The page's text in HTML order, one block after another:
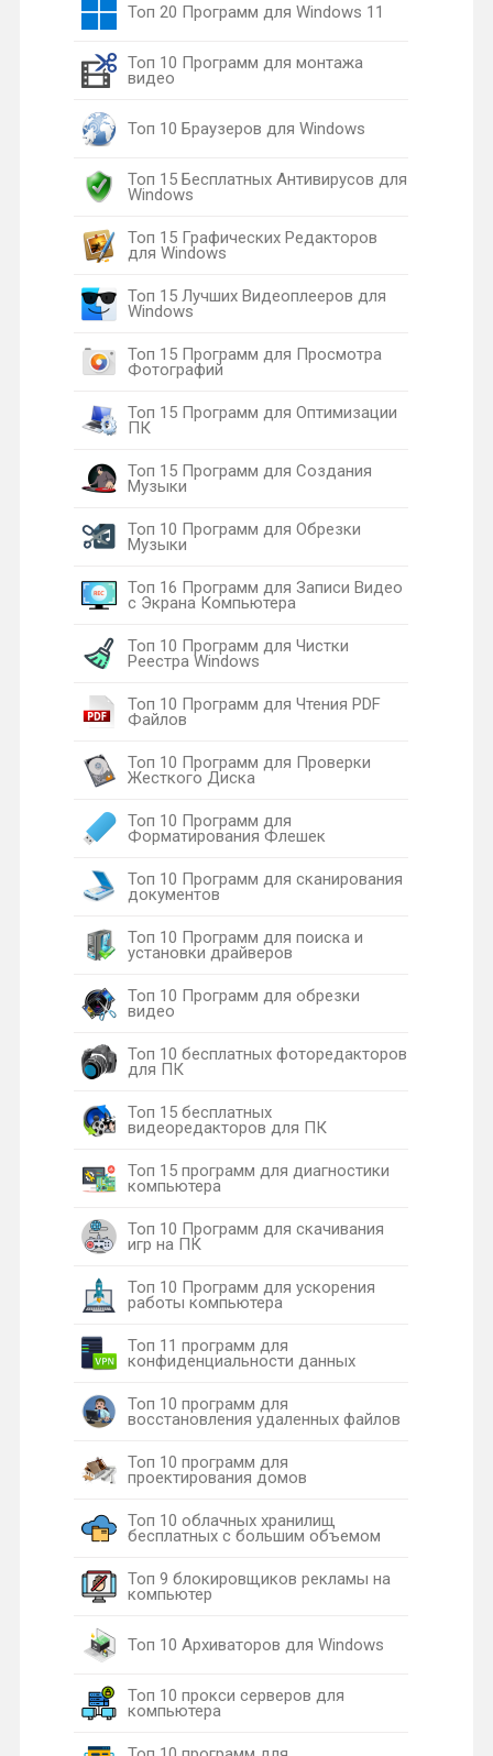
Топ 20 Программ для Windows 11
Топ 10 Программ для монтажа
видео
Топ 10 Браузеров для Windows
Топ 15 Бесплатных Антивирусов для
Windows
Топ 15 Графических Редакторов
для Windows
Топ 15 Лучших Видеоплееров для
Windows
Топ 15 Программ для Просмотра
Фотографий
Топ 15 Программ для Оптимизации
ПК
Топ 15 Программ для Создания
Музыки
Топ 10 Программ для Обрезки
Музыки
Топ 16 Программ для Записи Видео
с Экрана Компьютера
Топ 10 Программ для Чистки
Реестра Windows
Топ 10 Программ для Чтения PDF
Файлов
Топ 10 Программ для Проверки
Жесткого Диска
Топ 10 Программ для
Форматирования Флешек
Топ 10 Программ для сканирования
документов
Топ 10 Программ для поиска и
установки драйверов
Топ 10 Программ для обрезки
видео
Топ 10 бесплатных фоторедакторов
для ПК
Топ 15 бесплатных
видеоредакторов для ПК
Топ 15 программ для диагностики
компьютера
Топ 10 Программ для скачивания
игр на ПК
Топ 10 Программ для ускорения
работы компьютера
Топ 11 программ для
конфиденциальности данных
Топ 10 программ для
восстановления удаленных файлов
Топ 10 программ для
проектирования домов
Топ 10 облачных хранилищ
бесплатных с большим объемом
Топ 9 блокировщиков рекламы на
компьютер
Топ 10 Архиваторов для Windows
Топ 10 прокси серверов для
компьютера